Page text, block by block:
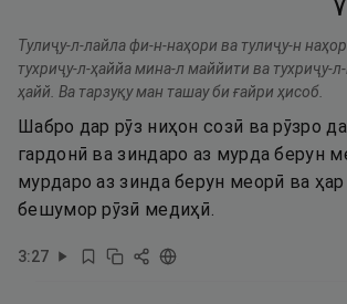
Тулиҷу-л-лайла фи-н-наҳори ва тулиҷу-н
тухриҷу-л-ҳаййа мина-л маййити ва тухриҷу-
ҳайй. Ва тарзуқу ман ташау би ғайри ҳисоб.
Шабро дар рӯз ниҳон созӣ ва рӯзро
гардонӣ ва зиндаро аз мурда берун
мурдаро аз зинда берун меорӣ ва ҳар
бешумор рӯзӣ медиҳӣ.
3:27